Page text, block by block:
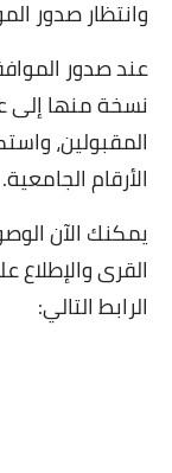
وانتظار صدور
عند صدور
نسخة منها إلى
المقبولين،
الأرقام الجامعية.
يمكنك الآن
القرى
الرابط التالي: